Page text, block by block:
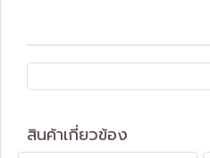
สินค้าเกี่ยวข้อง